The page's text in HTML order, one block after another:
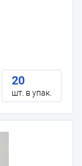
20
шт. в упак.